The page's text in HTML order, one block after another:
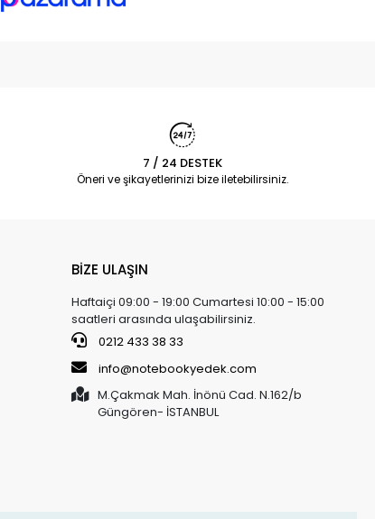
7 / 24 DESTEK
Öneri ve şikayetlerinizi bize iletebilirsiniz.
BİZE ULAŞIN
Haftaiçi 09:00 - 19:00 Cumartesi 10:00 - 15:00
saatleri arasında ulaşabilirsiniz.
0212 433 38 33
info@notebookyedek.com
M.Çakmak Mah. İnönü Cad. N.162/b
Güngören- İSTANBUL